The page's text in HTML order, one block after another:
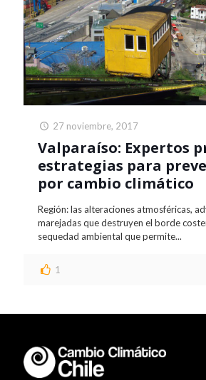
27 noviembre, 2017
Valparaíso: Expertos
estrategias para
por cambio climático
Región: las alteraciones atmosféricas,
marejadas que destruyen el borde
sequedad ambiental que permite...
1